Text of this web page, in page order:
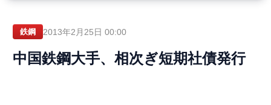
鉄鋼 2013年2月25日 00:00
中国鉄鋼大手、相次ぎ短期社債発行